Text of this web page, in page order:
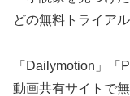
どの無料トライア
「Dailymotion」「
動画共有サイトで